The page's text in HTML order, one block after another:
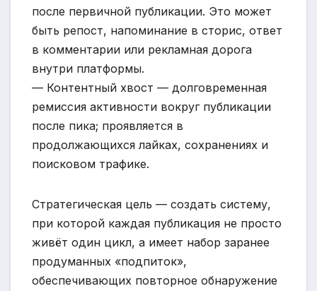
после первичной публикации. Это может
быть репост, напоминание в сторис, ответ
в комментарии или рекламная дорога
внутри платформы.
— Контентный хвост — долговременная
ремиссия активности вокруг публикации
после пика; проявляется в
продолжающихся лайках, сохранениях и
поисковом трафике.
Стратегическая цель — создать систему,
при которой каждая публикация не просто
живёт один цикл, а имеет набор заранее
продуманных «подпиток»,
обеспечивающих повторное обнаружение